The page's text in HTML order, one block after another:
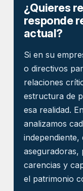
¿Quieres
responde
actual?
Si en su
o directivos
relaciones
estructura de
esa realidad.
analizamos
independiente,
carencias y
el patrimonio